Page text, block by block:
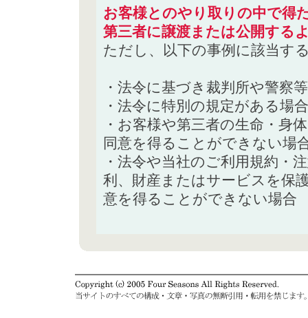
お客様とのやり取りの中で得
第三者に譲渡または公開する
ただし、以下の事例に該当す
・法令に基づき裁判所や警察
・法令に特別の規定がある場合
・お客様や第三者の生命・身
同意を得ることができない場
・法令や当社のご利用規約・
利、財産またはサービスを保
意を得ることができない場合